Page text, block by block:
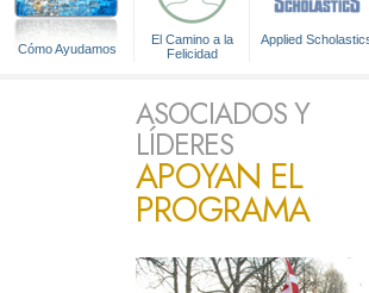
Cómo Ayudamos
El Camino a la
Felicidad
Applied
ASOCIADOS Y
LÍDERES
APOYAN EL
PROGRAMA